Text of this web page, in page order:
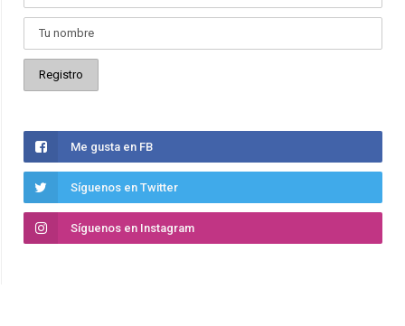
Me gusta en FB
Síguenos en Twitter
Síguenos en Instagram